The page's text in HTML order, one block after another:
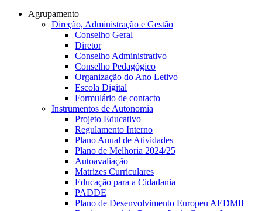
Agrupamento
Direção, Administração e Gestão
Conselho Geral
Diretor
Conselho Administrativo
Conselho Pedagógico
Organização do Ano Letivo
Escola Digital
Formulário de contacto
Instrumentos de Autonomia
Projeto Educativo
Regulamento Interno
Plano Anual de Atividades
Plano de Melhoria 2024/25
Autoavaliação
Matrizes Curriculares
Educação para a Cidadania
PADDE
Plano de Desenvolvimento Europeu AEDMII